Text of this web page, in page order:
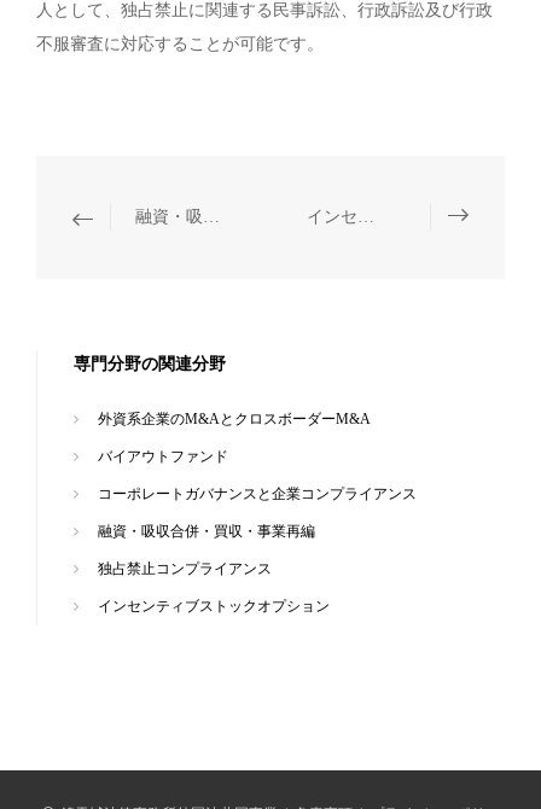
人として、独占禁止に関連する民事訴訟、行政訴訟及び行政
不服審査に対応することが可能です。
融資・吸収合併・買収・事業再編 インセンティブストックオプション
専門分野の関連分野
外資系企業のM&AとクロスボーダーM&A
バイアウトファンド
コーポレートガバナンスと企業コンプライアンス
融資・吸収合併・買収・事業再編
独占禁止コンプライアンス
インセンティブストックオプション